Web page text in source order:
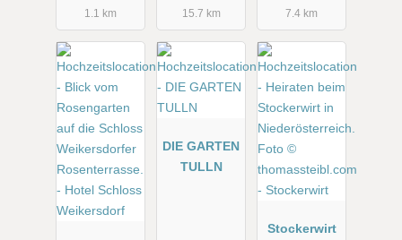
1.1 km
15.7 km
7.4 km
DIE GARTEN
TULLN
Stockerwirt